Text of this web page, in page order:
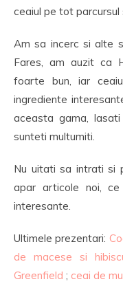
ceaiul pe tot parcursul
Am sa incerc si alte
Fares, am auzit ca
foarte bun, iar
ingrediente
aceasta gama,
sunteti multumiti.
Nu uitati sa intrati si
apar articole noi,
interesante.
Ultimele prezentari:
de macese si
Greenfield ; ceai de